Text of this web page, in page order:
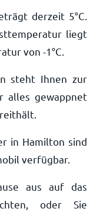
derzeit 5°C
liegt
von -1°C
steht Ihnen zur
alles gewappnet
in Hamilton sind
verfügbar.
aus auf das
oder Sie